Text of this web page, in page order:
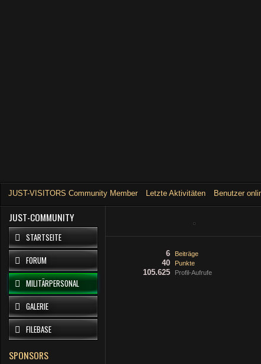
JUST-VISITORS Community Member Letzte Aktivitäten Benutzer
JUST-COMMUNITY
STARTSEITE
FORUM
MILITÄRPERSONAL
GALERIE
FILEBASE
SPONSORS
Beiträge
6
Punkte
40
Profil-Aufrufe
105.625